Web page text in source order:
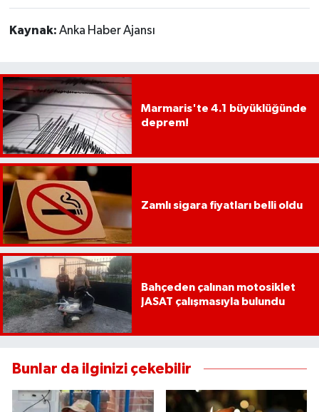
Kaynak: Anka Haber Ajansı
Marmaris'te 4.1 büyüklüğünde
deprem!
Zamlı sigara fiyatları belli oldu
Bahçeden çalınan motosiklet
JASAT çalışmasıyla bulundu
Bunlar da ilginizi çekebilir